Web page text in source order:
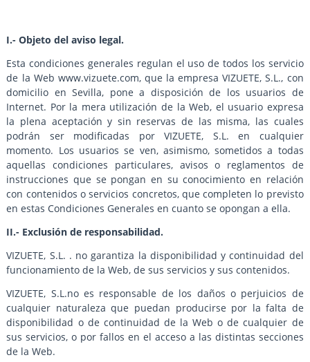
I.- Objeto del aviso legal.
Esta condiciones generales regulan el uso de todos los servicio
de la Web www.vizuete.com, que la empresa VIZUETE, S.L., con
domicilio en Sevilla, pone a disposición de los usuarios de
Internet. Por la mera utilización de la Web, el usuario expresa
la plena aceptación y sin reservas de las misma, las cuales
podrán ser modificadas por VIZUETE, S.L. en cualquier
momento. Los usuarios se ven, asimismo, sometidos a todas
aquellas condiciones particulares, avisos o reglamentos de
instrucciones que se pongan en su conocimiento en relación
con contenidos o servicios concretos, que completen lo previsto
en estas Condiciones Generales en cuanto se opongan a ella.
II.- Exclusión de responsabilidad.
VIZUETE, S.L. . no garantiza la disponibilidad y continuidad del
funcionamiento de la Web, de sus servicios y sus contenidos.
VIZUETE, S.L.no es responsable de los daños o perjuicios de
cualquier naturaleza que puedan producirse por la falta de
disponibilidad o de continuidad de la Web o de cualquier de
sus servicios, o por fallos en el acceso a las distintas secciones
de la Web.